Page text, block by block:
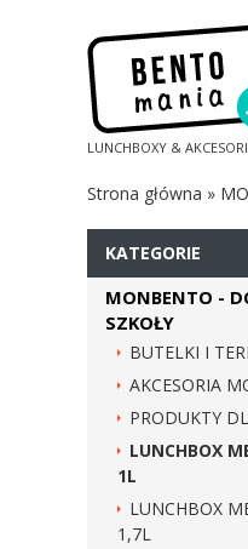
LUNCHBOXY &
Strona główna »
KATEGORIE
MONBENTO -
SZKOŁY
BUTELKI I
AKCESORIA
PRODUKTY
LUNCHBOX
1L
LUNCHBOX
1,7L